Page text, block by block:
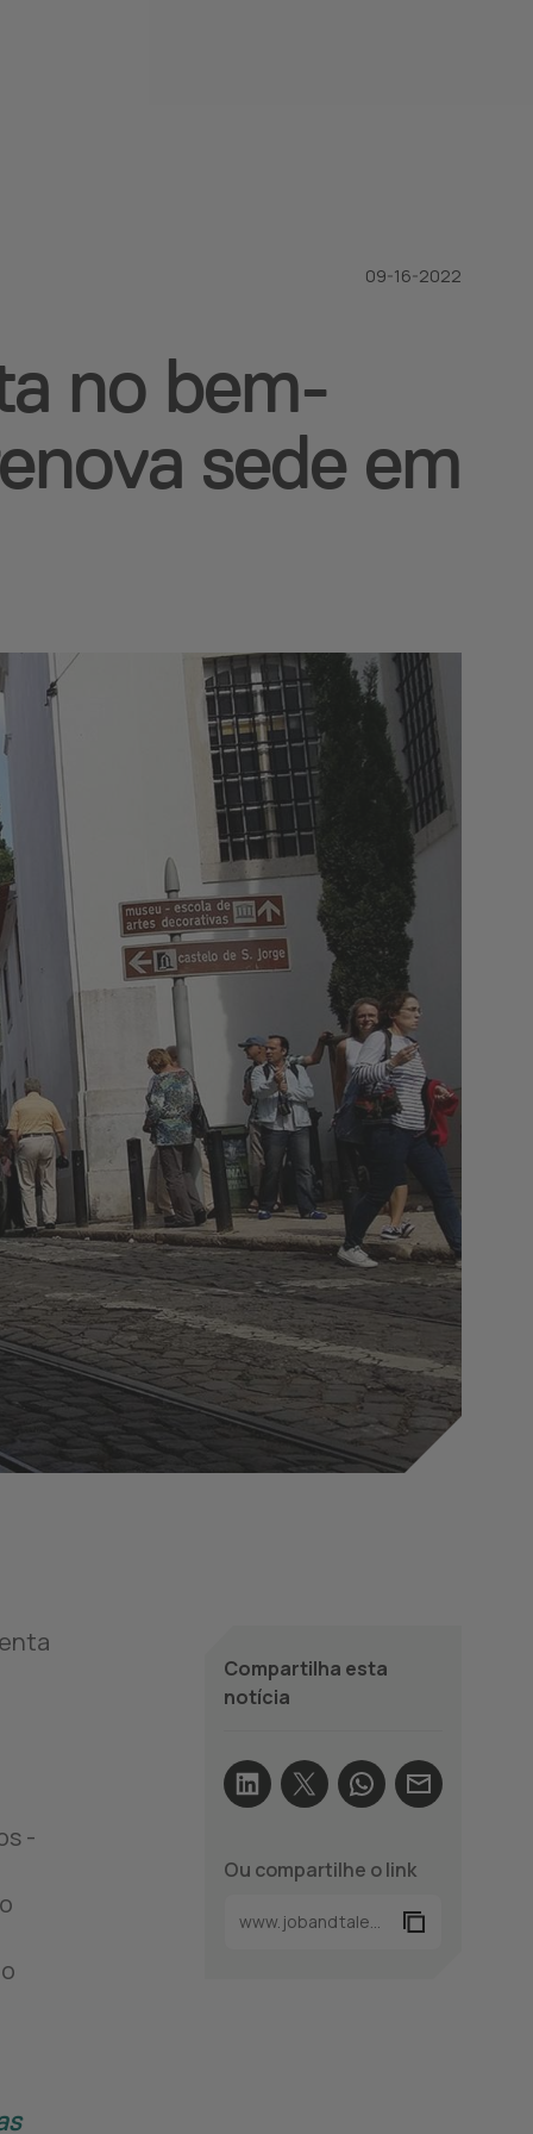
no bem-
sede em
09-16-2022
Compartilha esta
notícia
Ou compartilhe o link
-